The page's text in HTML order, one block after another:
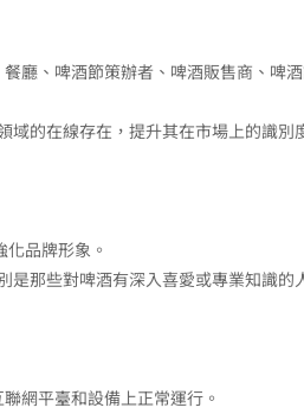
廳、啤酒節策辦者、啤酒販售商、啤
域的在線存在，提升其在市場上的識別
品牌形象。
是那些對啤酒有深入喜愛或專業知識的
網平臺和設備上正常運行。